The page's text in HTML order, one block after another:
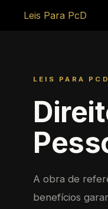
Leis Para PcD
LEIS PARA
A obra de
benefícios